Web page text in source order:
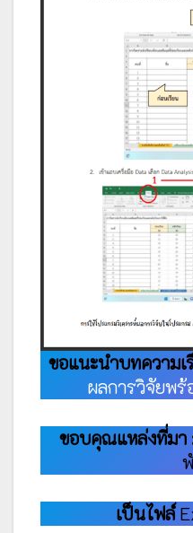
ขอแนะนำบทความเ
ผลการวิจัยพร้
ขอบคุณแหล่งที่มา
เป็นไฟล์